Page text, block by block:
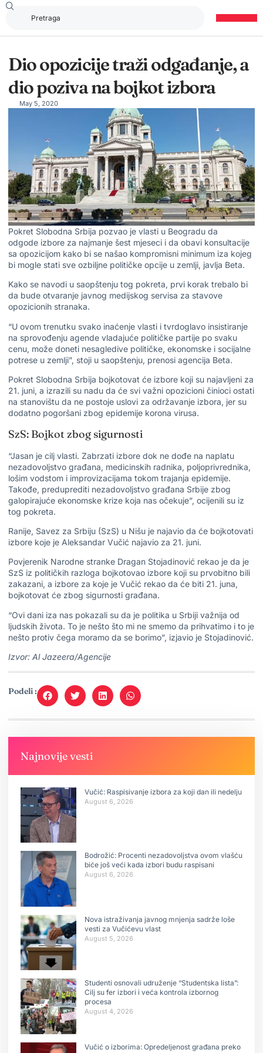
Dio opozicije traži odgađanje, a
dio poziva na bojkot izbora
May 5, 2020
Pokret Slobodna Srbija pozvao je vlasti u Beogradu da
odgode izbore za najmanje šest mjeseci i da obavi konsultacije
sa opozicijom kako bi se našao kompromisni minimum iza kojeg
bi mogle stati sve ozbiljne političke opcije u zemlji, javlja Beta.
Kako se navodi u saopštenju tog pokreta, prvi korak trebalo bi
da bude otvaranje javnog medijskog servisa za stavove
opozicionih stranaka.
“U ovom trenutku svako inaćenje vlasti i tvrdoglavo insistiranje
na sprovođenju agende vladajuće političke partije po svaku
cenu, može doneti nesagledive političke, ekonomske i socijalne
potrese u zemlji”, stoji u saopštenju, prenosi agencija Beta.
Pokret Slobodna Srbija bojkotovat će izbore koji su najavljeni za
21. juni, a izrazili su nadu da će svi važni opozicioni činioci ostati
na stanovištu da ne postoje uslovi za održavanje izbora, jer su
dodatno pogoršani zbog epidemije korona virusa.
SzS: Bojkot zbog sigurnosti
“Jasan je cilj vlasti. Zabrzati izbore dok ne dođe na naplatu
nezadovoljstvo građana, medicinskih radnika, poljoprivrednika,
lošim vodstom i improvizacijama tokom trajanja epidemije.
Takođe, preduprediti nezadovoljstvo građana Srbije zbog
galopirajuće ekonomske krize koja nas očekuje”, ocijenili su iz
tog pokreta.
Ranije, Savez za Srbiju (SzS) u Nišu je najavio da će bojkotovati
izbore koje je Aleksandar Vučić najavio za 21. juni.
Povjerenik Narodne stranke Dragan Stojadinović rekao je da je
SzS iz političkih razloga bojkotovao izbore koji su prvobitno bili
zakazani, a izbore za koje je Vučić rekao da će biti 21. juna,
bojkotovat će zbog sigurnosti građana.
“Ovi dani iza nas pokazali su da je politika u Srbiji važnija od
ljudskih života. To je nešto što mi ne smemo da prihvatimo i to je
nešto protiv čega moramo da se borimo”, izjavio je Stojadinović.
Izvor: Al Jazeera/Agencije
Podeli :
Najnovije vesti
Vučić: Raspisivanje izbora za koji dan ili nedelju
August 6, 2026
Bodrožić: Procenti nezadovoljstva ovom vlašću
biće još veći kada izbori budu raspisani
August 6, 2026
Nova istraživanja javnog mnjenja sadrže loše
vesti za Vučićevu vlast
August 5, 2026
Studenti osnovali udruženje “Studentska lista”:
Cilj su fer izbori i veća kontrola izbornog
procesa
August 4, 2026
Vučić o izborima: Opredeljenost građana preko